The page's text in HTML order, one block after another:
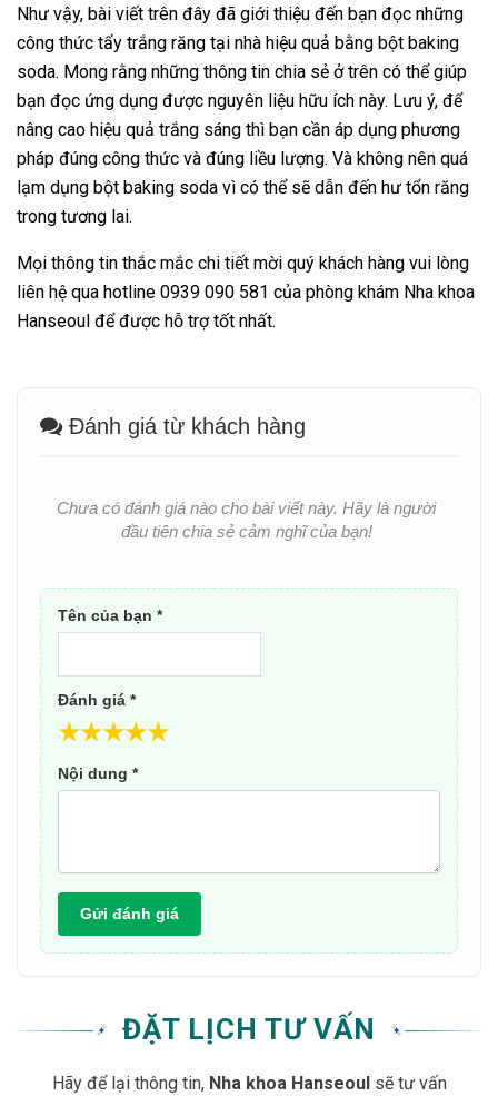
Như vậy, bài viết trên đây đã giới thiệu đến bạn đọc những
công thức tẩy trắng răng tại nhà hiệu quả bằng bột baking
soda. Mong rằng những thông tin chia sẻ ở trên có thể giúp
bạn đọc ứng dụng được nguyên liệu hữu ích này. Lưu ý, để
nâng cao hiệu quả trắng sáng thì bạn cần áp dụng phương
pháp đúng công thức và đúng liều lượng. Và không nên quá
lạm dụng bột baking soda vì có thể sẽ dẫn đến hư tổn răng
trong tương lai.
Mọi thông tin thắc mắc chi tiết mời quý khách hàng vui lòng
liên hệ qua hotline 0939 090 581 của phòng khám Nha khoa
Hanseoul để được hỗ trợ tốt nhất.
Đánh giá từ khách hàng
Chưa có đánh giá nào cho bài viết này. Hãy là người
đầu tiên chia sẻ cảm nghĩ của bạn!
Tên của bạn *
Đánh giá *
★
★
★
★
★
Nội dung *
Gửi đánh giá
ĐẶT LỊCH TƯ VẤN
Hãy để lại thông tin, Nha khoa Hanseoul sẽ tư vấn